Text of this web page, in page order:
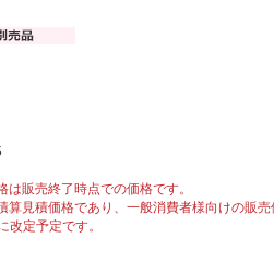
販売終了時点での価格です。
見積価格であり、一般消費者様向けの販売
定予定です。